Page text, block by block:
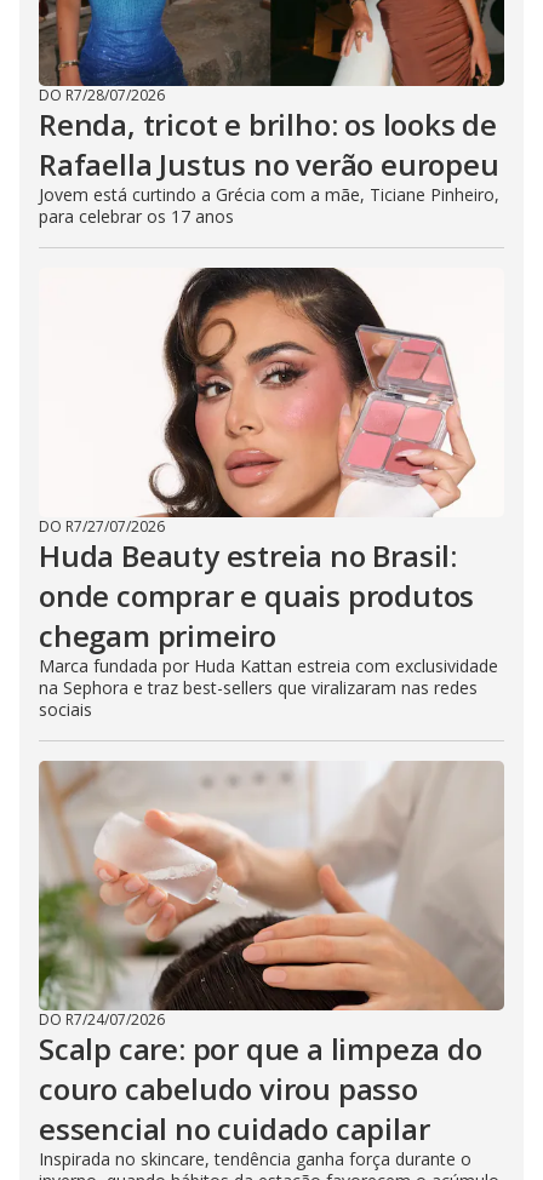
DO R7/28/07/2026
Renda, tricot e brilho: os looks de
Rafaella Justus no verão europeu
Jovem está curtindo a Grécia com a mãe, Ticiane Pinheiro,
para celebrar os 17 anos
DO R7/27/07/2026
Huda Beauty estreia no Brasil:
onde comprar e quais produtos
chegam primeiro
Marca fundada por Huda Kattan estreia com exclusividade
na Sephora e traz best-sellers que viralizaram nas redes
sociais
DO R7/24/07/2026
Scalp care: por que a limpeza do
couro cabeludo virou passo
essencial no cuidado capilar
Inspirada no skincare, tendência ganha força durante o